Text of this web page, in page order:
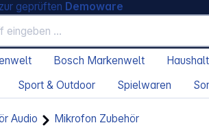
zur geprüften Demoware
Bosch Markenwelt
Sport & Outdoor Spielwaren
Audio Mikrofon Zubehör